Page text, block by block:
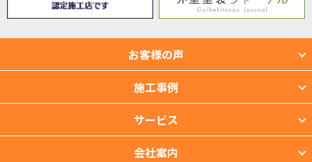
お客様の声
施工事例
サービス
会社案内